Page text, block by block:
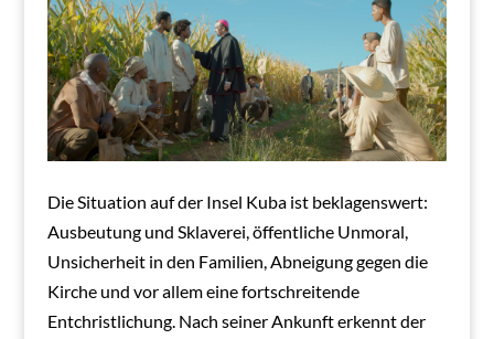
Die Situation auf der Insel Kuba ist beklagenswert:
Ausbeutung und Sklaverei, öffentliche Unmoral,
Unsicherheit in den Familien, Abneigung gegen die
Kirche und vor allem eine fortschreitende
Entchristlichung. Nach seiner Ankunft erkennt der